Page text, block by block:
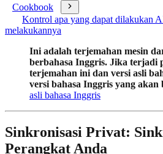
Cookbook
Kontrol apa yang dapat dilakukan
melakukannya
Ini adalah terjemahan mesin
berbahasa Inggris. Jika terjadi
terjemahan ini dan versi asli
versi bahasa Inggris yang akan
asli bahasa Inggris
Sinkronisasi Privat:
Perangkat Anda